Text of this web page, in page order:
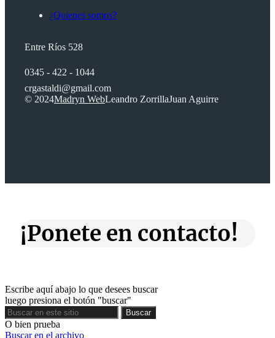
¿Quienes somos?
Entre Ríos 528
0345 - 422 - 1044
crgastaldi@gmail.com
© 2024Madryn WebLeandro ZorrillaJuan Aguirre
¡Ponete en contacto!
Escribe aquí abajo lo que desees buscar
luego presiona el botón "buscar"
Buscar
Buscar
O bien prueba
Buscar en el archivo